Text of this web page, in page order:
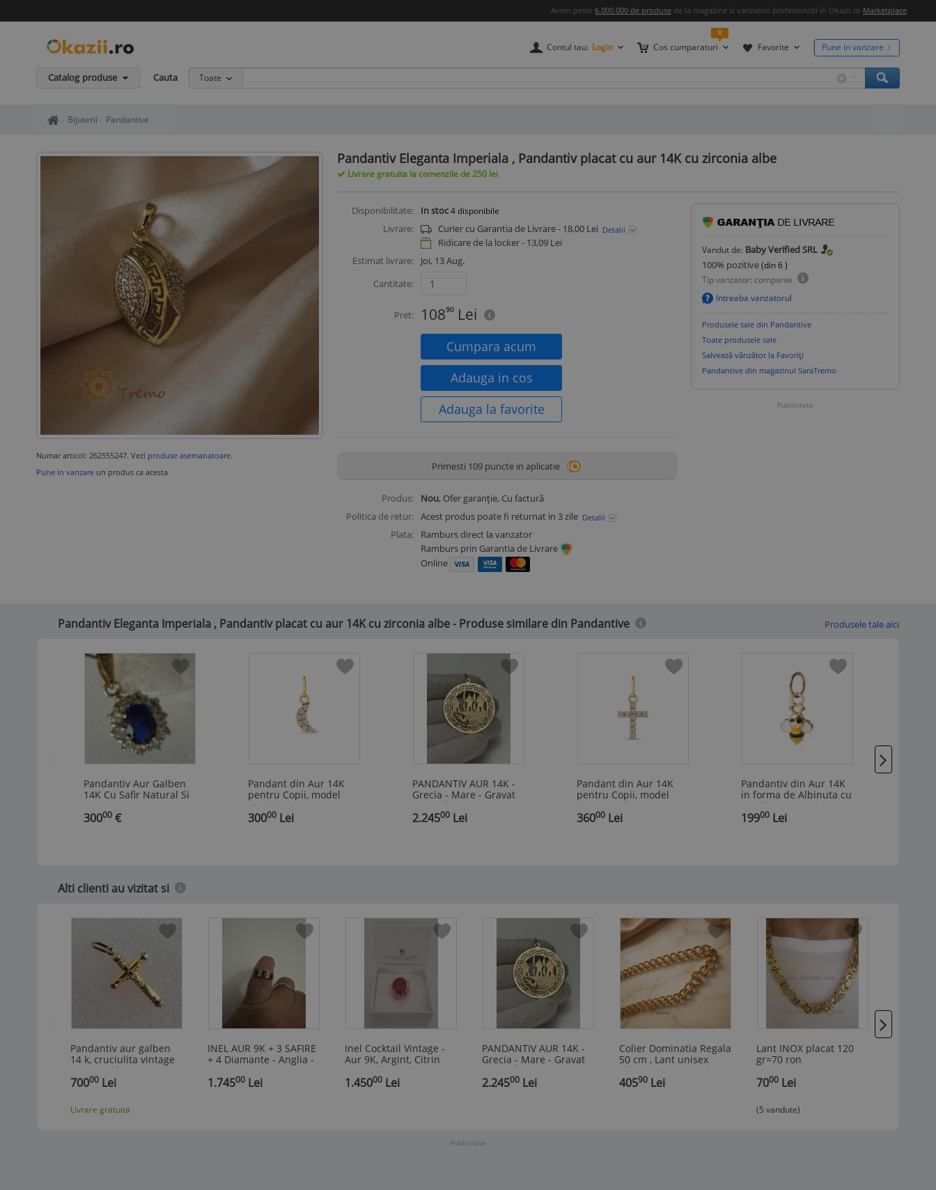
Avem peste 6.000.000 de produse de la magazine si vanzatori profesionisti in Okazii.ro Marketplace
Contul tau: Login Cos cumparaturi
0
Favorite Pune in vanzare
Catalog produse Cauta Toate
Home page okazii.ro - Cumperi in siguranta de la vanzatori de incredere
Bijuterii Pandantive
Numar articol: 262555247. Vezi produse asemanatoare.
Pune in vanzare un produs ca acesta
Pandantiv Eleganta Imperiala , Pandantiv placat cu aur 14K cu zirconia albe
Livrare gratuita la comenzile de 250 lei
Disponibilitate: In stoc4disponibile
Livrare: Curier cu Garantia de Livrare - 18,00 Lei Detalii
Ridicare de la locker - 13,09 Lei
Estimat livrare:
Joi, 13 Aug.
Cantitate:
Pret: 10890 Lei
Cumpara acum
Adauga in cos
Adauga la favorite
Primesti 109 puncte in aplicatie
Produs: Nou, Ofer garanție, Cu factură
Politica de retur: Acest produs poate fi returnat in 3 zile Detalii
Plata:
Ramburs direct la vanzator
Ramburs prin Garantia de Livrare
Online
Vandut de: Baby Verified SRL
100% pozitive(din6)
Tip vanzator: companie
Intreaba vanzatorul
Produsele sale din Pandantive
Toate produsele sale
Salvează vânzător la Favoriți
Pandantive din magazinul SaraTremo
Publicitate
Pandantiv Eleganta Imperiala , Pandantiv placat cu aur 14K cu zirconia albe - Produse similare din Pandantive Produsele tale aici
Pandantiv Aur Galben
14K Cu Safir Natural Si
Zirconia Fatetate
30000 €
Pandant din Aur 14K
pentru Copii, model
Semiluna cu Pietre CZ
30000 Lei
PANDANTIV AUR 14K -
Grecia - Mare - Gravat
manual - 4.7g. - Vintage
!2.24500 Lei
Pandant din Aur 14K
pentru Copii, model
Cruce cu Pietre CZ
36000 Lei
Pandantiv din Aur 14K
in forma de Albinuta cu
Email pentru Copii si
Fetite
19900 Lei
Alti clienti au vizitat si
Pandantiv aur galben
14 k, cruciulita vintage
cu trupul lui Isus
reliefat pe partea
pentru 14 k
70000Lei
Livrare gratuita
INEL AUR 9K + 3 SAFIRE
+ 4 Diamante - Anglia -
Vintage !
1.74500Lei
Inel Cocktail Vintage -
Aur 9K, Argint, Citrin
Natural 12 Ct și
Diamante 10 Ct
1.45000Lei
PANDANTIV AUR 14K -
Grecia - Mare - Gravat
manual - 4.7g. - Vintage
!2.24500Lei
Colier Dominatia Regala
50 cm , Lant unisex
placat cu aur 14K tip
Cuban 8 mm
40590Lei
Lant INOX placat 120
gr=70 ron
7000Lei
(5 vandute)
Publicitate